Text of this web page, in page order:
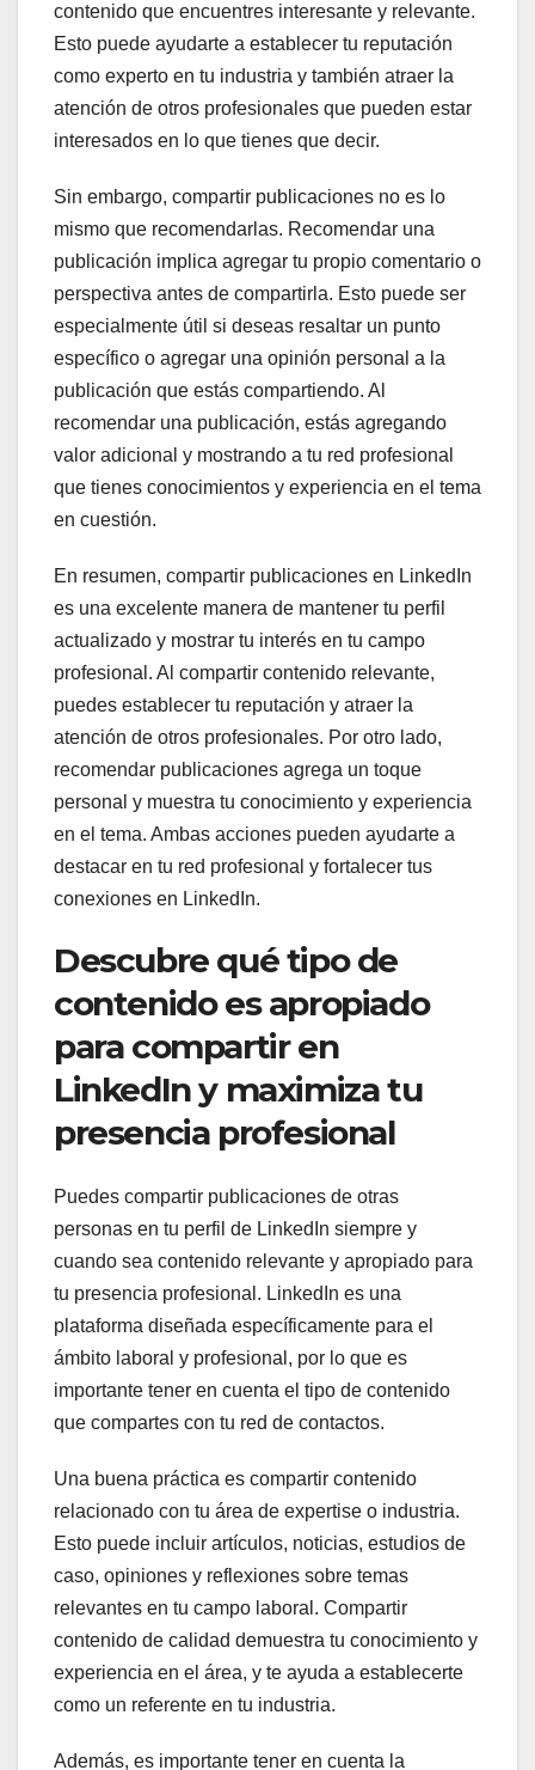
contenido que encuentres interesante y relevante.
Esto puede ayudarte a establecer tu reputación
como experto en tu industria y también atraer la
atención de otros profesionales que pueden estar
interesados en lo que tienes que decir.
Sin embargo, compartir publicaciones no es lo
mismo que recomendarlas. Recomendar una
publicación implica agregar tu propio comentario o
perspectiva antes de compartirla. Esto puede ser
especialmente útil si deseas resaltar un punto
específico o agregar una opinión personal a la
publicación que estás compartiendo. Al
recomendar una publicación, estás agregando
valor adicional y mostrando a tu red profesional
que tienes conocimientos y experiencia en el tema
en cuestión.
En resumen, compartir publicaciones en LinkedIn
es una excelente manera de mantener tu perfil
actualizado y mostrar tu interés en tu campo
profesional. Al compartir contenido relevante,
puedes establecer tu reputación y atraer la
atención de otros profesionales. Por otro lado,
recomendar publicaciones agrega un toque
personal y muestra tu conocimiento y experiencia
en el tema. Ambas acciones pueden ayudarte a
destacar en tu red profesional y fortalecer tus
conexiones en LinkedIn.
Descubre qué tipo de
contenido es apropiado
para compartir en
LinkedIn y maximiza tu
presencia profesional
Puedes compartir publicaciones de otras
personas en tu perfil de LinkedIn siempre y
cuando sea contenido relevante y apropiado para
tu presencia profesional. LinkedIn es una
plataforma diseñada específicamente para el
ámbito laboral y profesional, por lo que es
importante tener en cuenta el tipo de contenido
que compartes con tu red de contactos.
Una buena práctica es compartir contenido
relacionado con tu área de expertise o industria.
Esto puede incluir artículos, noticias, estudios de
caso, opiniones y reflexiones sobre temas
relevantes en tu campo laboral. Compartir
contenido de calidad demuestra tu conocimiento y
experiencia en el área, y te ayuda a establecerte
como un referente en tu industria.
Además, es importante tener en cuenta la